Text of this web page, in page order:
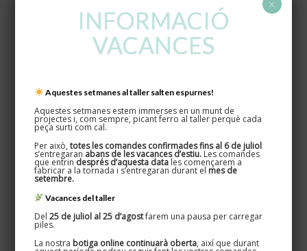
Ens podeu demanar tantes peces com volgueu per fer un detall
artesà als vostres convidats.
INFORMACIÓ
VACANCES
Aquestes setmanes al taller salten espurnes!
Aquestes setmanes estem immerses en un munt de
projectes i, com sempre, picant ferro al taller perquè cada
peça surti com cal.
Per això,totes les comandes confirmades fins al 6 de juliol
s’entregaran abans de les vacances d’estiu. Les comandes
que entrin després d’aquesta data les començarem a
fabricar a la tornada i s’entregaran durant el mes de
setembre.
Vacances del taller
Del 25 de juliol al 25 d’agostfarem una pausa per carregar
piles.
La nostra botiga online continuarà oberta, així que durant
×